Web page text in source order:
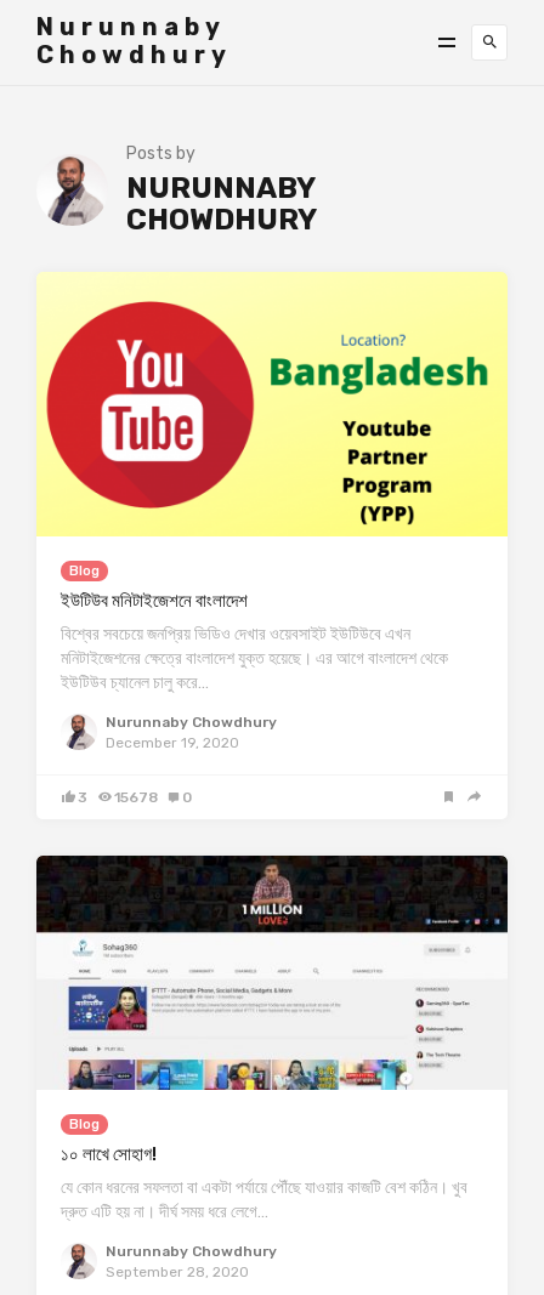
Nurunnaby
Chowdhury
Posts by
NURUNNABY
CHOWDHURY
Blog
ইউটিউব মনিটাইজেশনে বাংলাদেশ
বিশ্বের সবচেয়ে জনপ্রিয় ভিডিও দেখার ওয়েবসাইট ইউটিউবে এখন
মনিটাইজেশনের ক্ষেত্রে বাংলাদেশ যুক্ত হয়েছে। এর আগে বাংলাদেশ থেকে
ইউটিউব চ্যানেল চালু করে…
Nurunnaby Chowdhury
December 19, 2020
3 15678 0
Blog
১০ লাখে সোহাগ!
যে কোন ধরনের সফলতা বা একটা পর্যায়ে পৌঁছে যাওয়ার কাজটি বেশ কঠিন। খুব
দ্রুত এটি হয় না। দীর্ঘ সময় ধরে লেগে…
Nurunnaby Chowdhury
September 28, 2020